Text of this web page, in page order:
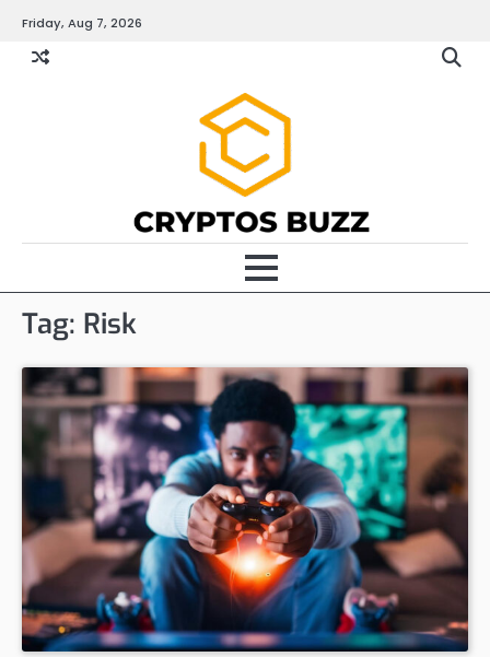
content
Friday, Aug 7, 2026
Tag: Risk